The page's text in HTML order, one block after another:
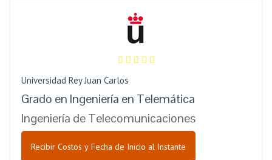
Universidad Rey Juan Carlos
Grado en Ingeniería en Telemática
Ingeniería de Telecomunicaciones
Recibir Costos y Fecha de Inicio al Instante